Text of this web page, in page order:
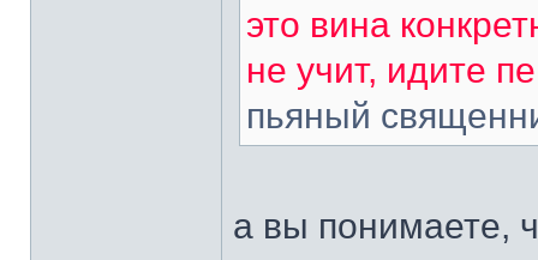
это вина
не учит, идите
пьяный
а вы понимаете,